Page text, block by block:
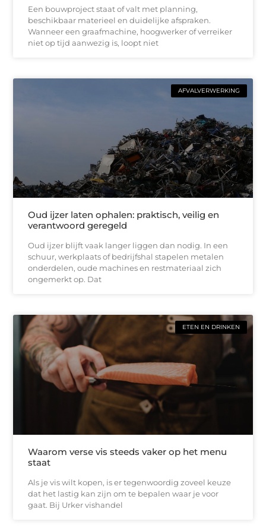
Een bouwproject staat of valt met planning,
beschikbaar materieel en duidelijke afspraken.
Wanneer een graafmachine, hoogwerker of verreiker
niet op tijd aanwezig is, loopt niet
AFVALVERWERKING
Oud ijzer laten ophalen: praktisch, veilig en
verantwoord geregeld
Oud ijzer blijft vaak langer liggen dan nodig. In een
schuur, werkplaats of bedrijfshal stapelen metalen
onderdelen, oude machines en restmateriaal zich
ongemerkt op. Dat
ETEN EN DRINKEN
Waarom verse vis steeds vaker op het menu
staat
Als je vis wilt kopen, is er tegenwoordig zoveel keuze
dat het lastig kan zijn om te bepalen waar je voor
gaat. Bij Urker vishandel